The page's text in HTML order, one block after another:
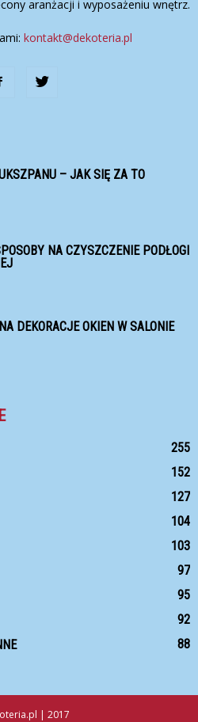
aranżacji i wyposażeniu wnętrz.
kontakt@dekoteria.pl
– JAK SIĘ ZA TO
NA CZYSZCZENIE PODŁOGI
DEKORACJE OKIEN W SALONIE
255
152
127
104
103
97
95
92
88
| 2017